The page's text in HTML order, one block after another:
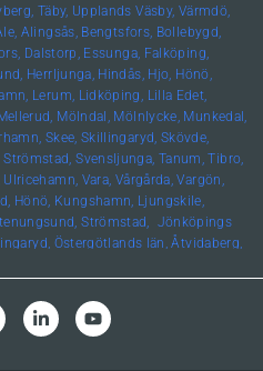
Täby, Upplands Väsby, Värmdö,
Alingsås, Bengtsfors, Bollebygd,
Dalstorp, Essunga, Falköping,
Herrljunga, Hindås, Hjo, Hönö,
Lerum, Lidköping, Lilla Edet,
Mölndal, Mölnlycke, Munkedal,
Skee, Skillingaryd, Skövde,
Strömstad, Svensljunga, Tanum, Tibro,
Ulricehamn, Vara, Vårgårda, Vargön,
Hönö, Kungshamn, Ljungskile,
Strömstad, Jönköpings
Östergötlands län, Åtvidaberg,
Lund, Malmö,
Edsvalla, Karlstad,